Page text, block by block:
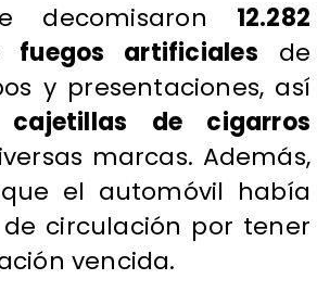
decomisaron 12.282
fuegos artificiales de
y presentaciones, así
cajetillas de cigarros
marcas. Además,
el automóvil había
circulación por tener
vencida.